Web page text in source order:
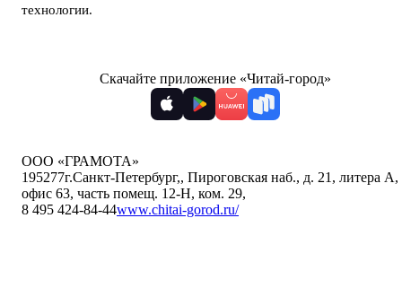
технологии.
Скачайте приложение «Читай-город»
ООО «ГРАМОТА»
195277г.Санкт-Петербург,, Пироговская наб., д. 21, литера А,
офис 63, часть помещ. 12-Н, ком. 29,
8 495 424-84-44www.chitai-gorod.ru/